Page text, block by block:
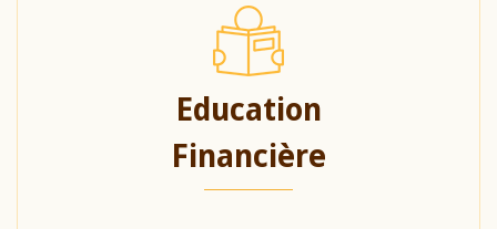
Education
Financière